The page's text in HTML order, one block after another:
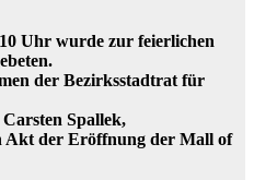
Uhr wurde zur feierlichen
der Bezirksstadtrat für
Spallek,
Akt der Eröffnung der Mall of